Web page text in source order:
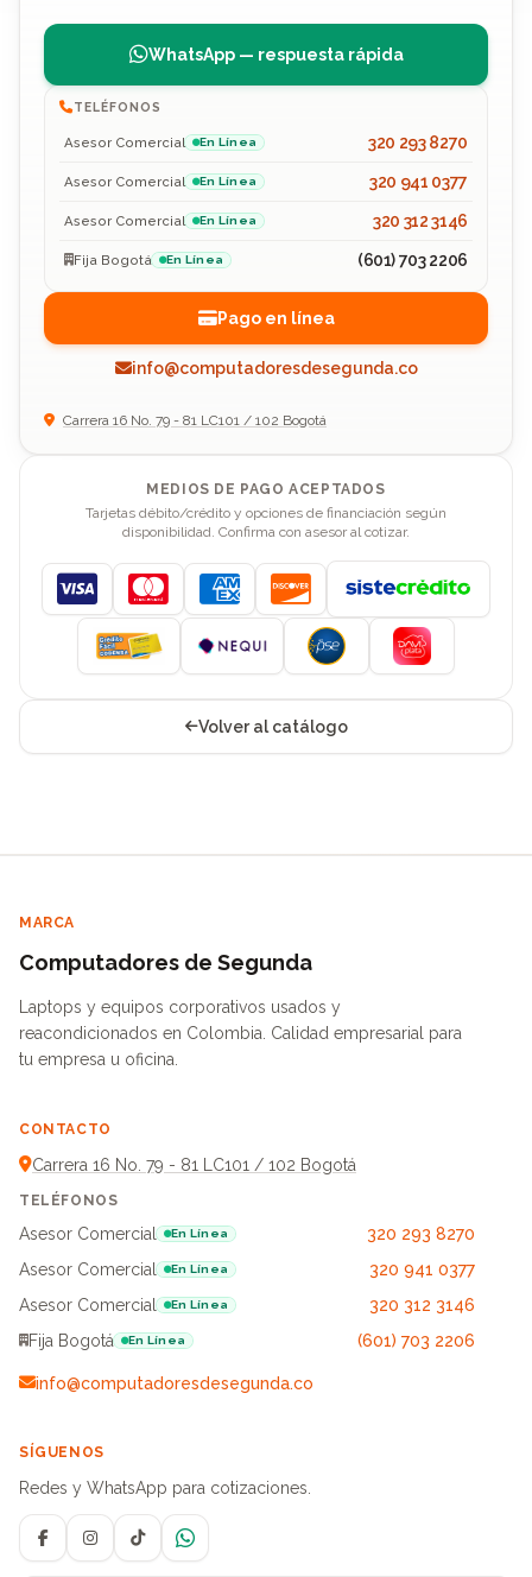
WhatsApp — respuesta rápida
TELÉFONOS
Asesor Comercial En Línea 320 293 8270
Asesor Comercial En Línea 320 941 0377
Asesor Comercial En Línea 320 312 3146
Fija Bogotá En Línea (601) 703 2206
Pago en línea
info@computadoresdesegunda.co
Carrera 16 No. 79 - 81 LC101 / 102 Bogotá
MEDIOS DE PAGO ACEPTADOS
Tarjetas débito/crédito y opciones de financiación según
disponibilidad. Confirma con asesor al cotizar.
Visa MastercardAmerican Express
Discover
Volver al catálogo
MARCA
Computadores de Segunda
Laptops y equipos corporativos usados y
reacondicionados en Colombia. Calidad empresarial para
tu empresa u oficina.
CONTACTO
Carrera 16 No. 79 - 81 LC101 / 102 Bogotá
TELÉFONOS
Asesor Comercial En Línea
320 293 8270
Asesor Comercial
En Línea
320 941 0377
Asesor Comercial
En Línea
320 312 3146
Fija Bogotá
En Línea (601) 703 2206
info@computadoresdesegunda.co
SÍGUENOS
Redes y WhatsApp para cotizaciones.
FacebookInstagramTikTokWhatsApp